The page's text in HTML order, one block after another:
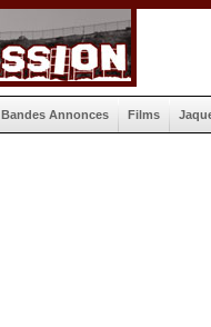
Bandes Annonces Films